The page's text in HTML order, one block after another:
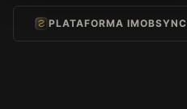
PLATAFORMA IMOBSYNC